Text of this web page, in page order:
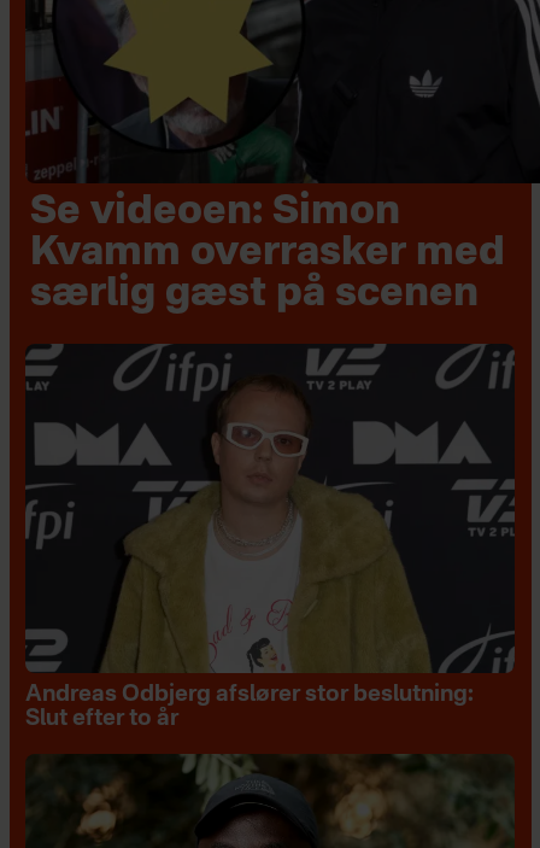
Se videoen: Simon
Kvamm overrasker med
særlig gæst på scenen
Andreas Odbjerg afslører stor beslutning:
Slut efter to år